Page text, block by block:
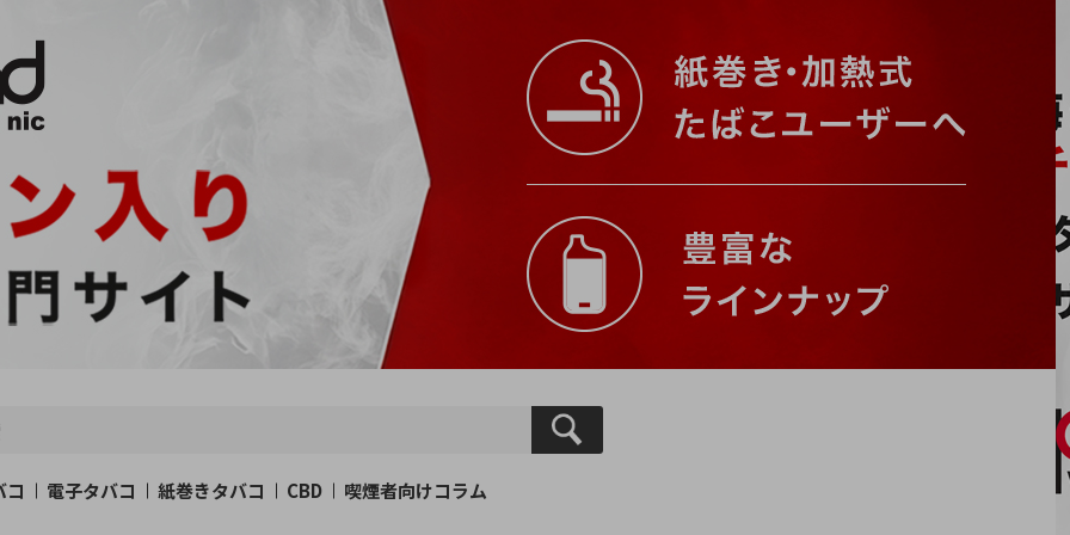
コ 電子タバコ 紙巻きタバコ CBD 喫煙者向けコラム